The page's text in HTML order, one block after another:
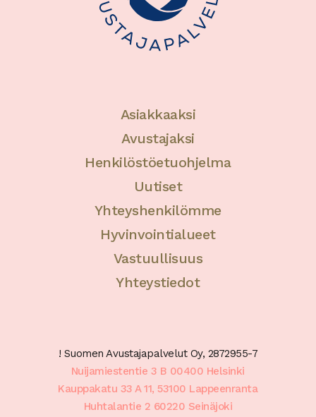
Asiakkaaksi
Avustajaksi
Henkilöstöetuohjelma
Uutiset
Yhteyshenkilömme
Hyvinvointialueet
Vastuullisuus
Yhteystiedot
! Suomen Avustajapalvelut Oy, 2872955-7
Nuijamiestentie 3 B 00400 Helsinki
Kauppakatu 33 A 11, 53100 Lappeenranta
Huhtalantie 2 60220 Seinäjoki